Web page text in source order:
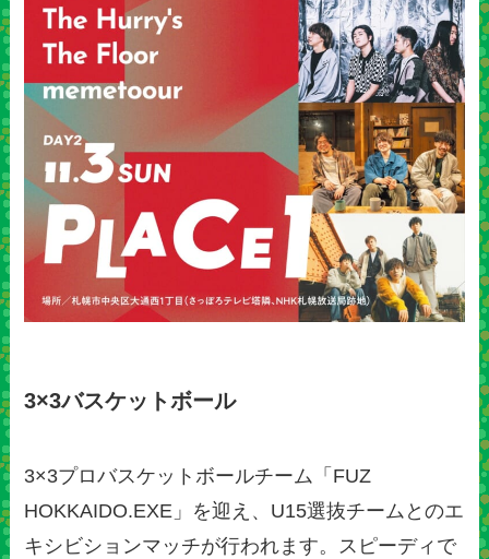
3×3バスケットボール
3×3プロバスケットボールチーム「FUZ
HOKKAIDO.EXE」を迎え、U15選抜チームとのエ
キシビションマッチが行われます。スピーディで